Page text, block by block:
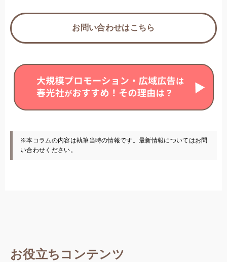
お問い合わせはこちら
※本コラムの内容は執筆当時の情報です。最新情報についてはお問
い合わせください。
お役立ちコンテンツ